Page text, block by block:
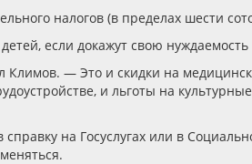
налогов (в пределах шести
если докажут свою нуждаемость
— Это и скидки на
и льготы на
на Госуслугах или в